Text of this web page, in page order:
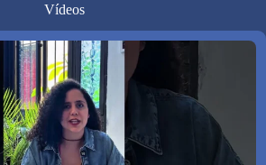
Vídeos